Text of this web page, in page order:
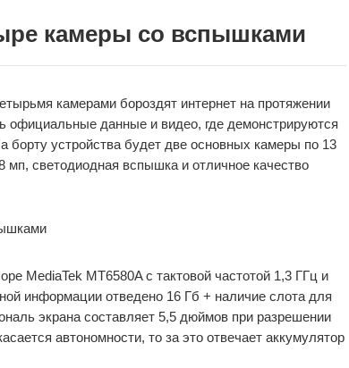
камеры со вспышками
камерами бороздят интернет на протяжении
официальные данные и видео, где демонстрируются
борту устройства будет две основных камеры по 13
светодиодная вспышка и отличное качество
MediaTek MT6580A с тактовой частотой 1,3 ГГц и
информации отведено 16 Гб + наличие слота для
экрана составляет 5,5 дюймов при разрешении
автономности, то за это отвечает аккумулятор